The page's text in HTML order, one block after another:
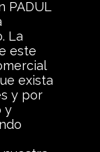
PADUL
La
este
exista
y por
y